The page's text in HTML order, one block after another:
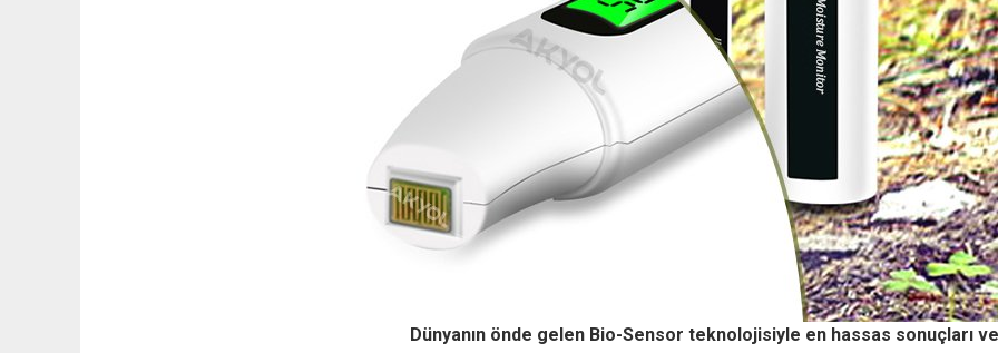
Dünyanın önde gelen Bio-Sensor teknolojisiyle en hassas sonuçları